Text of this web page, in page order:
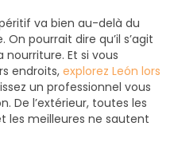
va bien au-delà du
pourrait dire qu’il s’agit
nourriture. Et si vous
endroits, explorez León lors
un professionnel vous
De l’extérieur, toutes les
les meilleures ne sautent